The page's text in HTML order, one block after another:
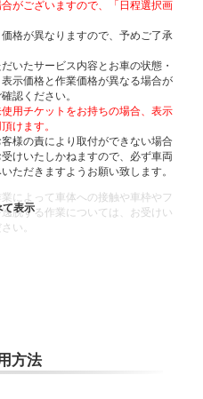
がございますので、「日程選択画
格が異なりますので、予めご了承
いたサービス内容とお車の状態・
示価格と作業価格が異なる場合が
認ください。
用チケットをお持ちの場合、表示
けます。
様の責により取付ができない場合
けいたしかねますので、必ず車両
ただきますようお願い致します。
によって車体への接触や車枠やフ
脱する作業については、お受けい
い。
方法